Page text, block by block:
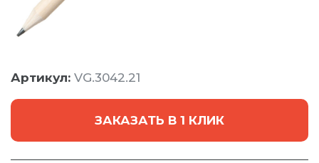
Артикул: VG.3042.21
ЗАКАЗАТЬ В 1 КЛИК